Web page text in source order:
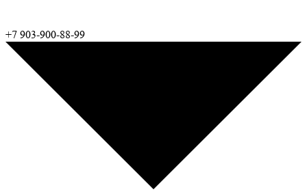
+7 903-900-88-99